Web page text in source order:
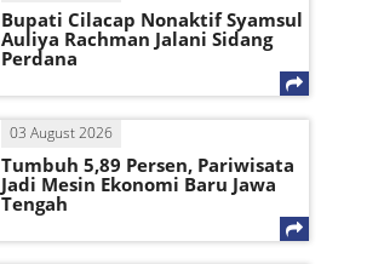
Bupati Cilacap Nonaktif Syamsul
Auliya Rachman Jalani Sidang
Perdana
03 August 2026
Tumbuh 5,89 Persen, Pariwisata
Jadi Mesin Ekonomi Baru Jawa
Tengah